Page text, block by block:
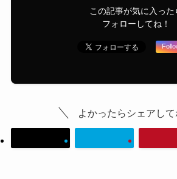
この記事が気に入った
フォローしてね！
よかったらシェアして